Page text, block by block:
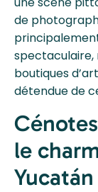
de
spectaculaire,
boutiques
détendue de
le
Yucatán